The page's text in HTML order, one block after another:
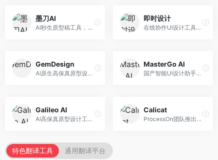
墨刀AI
AI秒生原型稿工具，专注于快速原型设计。面向产品经理和设计师，提供原型生成、交互设计、团队协作等服务，原型制作效率高。
即时设计
在线协作UI设计工具，整合AI设计功能。面向设计师和产品团队，提供界面设计、原型制作、设计资源库等服务，国产协作设计平台。
GemDesign
AI原生高保真原型设计工具，专注于智能设计生成。面向设计师，提供界面生成、设计优化、原型制作等服务，设计自动化程度高。
MasterGo AI
国产智能UI设计助手，专注于界面设计自动化。面向UI设计师，提供界面生成、组件设计、设计系统构建等服务，中文用户适配性好。
Galileo AI
AI高保真原型设计工具，专注于UI界面生成。面向设计师和产品团队，提供界面生成、交互设计、设计优化等服务，界面质量高。
Calicat
ProcessOn团队推出的产设研协作平台，整合设计与协作功能。面向产品团队，提供设计协作、文档管理、团队沟通等服务，产研协作便捷。
特色翻译工具 通用翻译平台